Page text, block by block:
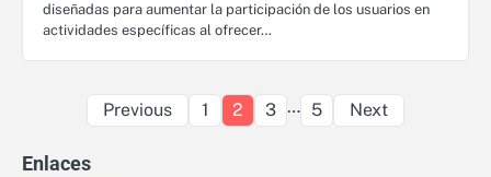
diseñadas para aumentar la participación de los usuarios en
actividades específicas al ofrecer…
Posts
Previous 1 2 3 … 5 Next
Enlaces